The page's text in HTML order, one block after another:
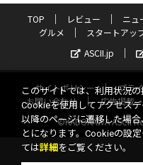
TOP レビュー ニュ
グルメ
スタートアッ
ASCII.jp
サイトポリシー プラ
お問い合わせ
広告掲載
©KADOKAWA ASCII
このサイトでは、利用状況
Cookieを使用してアクセス
以降のページに遷移した場
とになります。Cookieの設
ては詳細 をご覧ください。